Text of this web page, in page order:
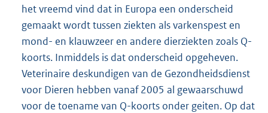
het vreemd vind dat in Europa een onderscheid
gemaakt wordt tussen ziekten als varkenspest en
mond- en klauwzeer en andere dierziekten zoals Q-
koorts. Inmiddels is dat onderscheid opgeheven.
Veterinaire deskundigen van de Gezondheidsdienst
voor Dieren hebben vanaf 2005 al gewaarschuwd
voor de toename van Q-koorts onder geiten. Op dat